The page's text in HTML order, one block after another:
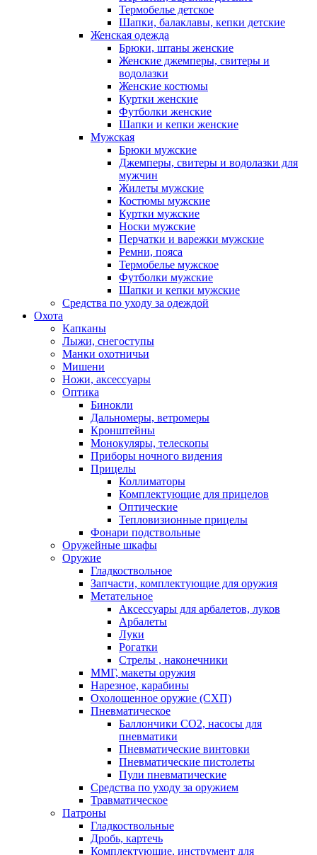
Термобелье детское
Шапки, балаклавы, кепки детские
Женская одежда
Брюки, штаны женские
Женские джемперы, свитеры и
водолазки
Женские костюмы
Куртки женские
Футболки женские
Шапки и кепки женские
Мужская
Брюки мужские
Джемперы, свитеры и водолазки для
мужчин
Жилеты мужские
Костюмы мужские
Куртки мужские
Носки мужские
Перчатки и варежки мужские
Ремни, пояса
Термобелье мужское
Футболки мужские
Шапки и кепки мужские
Средства по уходу за одеждой
Охота
Капканы
Лыжи, снегоступы
Манки охотничьи
Мишени
Ножи, аксессуары
Оптика
Бинокли
Дальномеры, ветромеры
Кронштейны
Монокуляры, телескопы
Приборы ночного видения
Прицелы
Коллиматоры
Комплектующие для прицелов
Оптические
Тепловизионные прицелы
Фонари подствольные
Оружейные шкафы
Оружие
Гладкоствольное
Запчасти, комплектующие для оружия
Метательное
Аксессуары для арбалетов, луков
Арбалеты
Луки
Рогатки
Стрелы , наконечники
ММГ, макеты оружия
Нарезное, карабины
Охолощенное оружие (СХП)
Пневматическое
Баллончики СО2, насосы для
пневматики
Пневматические винтовки
Пневматические пистолеты
Пули пневматические
Средства по уходу за оружием
Травматическое
Патроны
Гладкоствольные
Дробь, картечь
Комплектующие, инструмент для